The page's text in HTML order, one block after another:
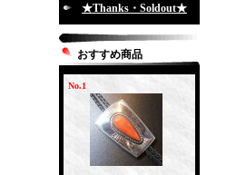
★Thanks・Soldout★
おすすめ商品
No.1